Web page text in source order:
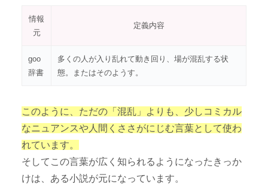
情報
元
定義内容
goo
辞書
多くの人が入り乱れて動き回り、場が混乱する状
態。またはそのようす。
このように、ただの「混乱」よりも、少しコミカル
なニュアンスや人間くささがにじむ言葉として使わ
れています。
そしてこの言葉が広く知られるようになったきっか
けは、ある小説が元になっています。